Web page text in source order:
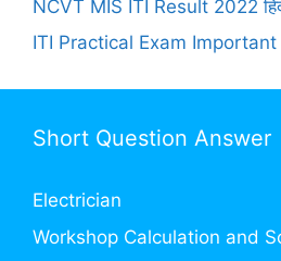
NCVT MIS ITI Result 2022
ITI Practical Exam
Short Question Answer
Electrician
Workshop Calculation and